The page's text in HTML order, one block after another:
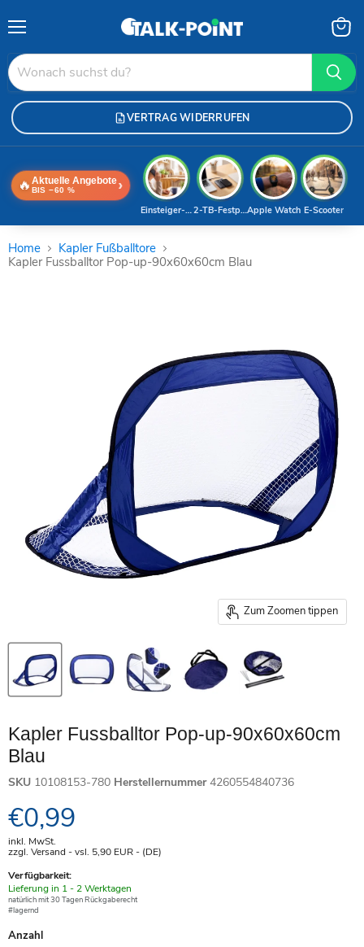
VERTRAG WIDERRUFEN
🔥 Aktuelle Angebote
BIS −60 % ›
E-Scooter
Apple Watch
2-TB-Festplatte
Einsteiger-Handy
Home
Kapler Fußballtore
Kapler Fussballtor Pop-up-90x60x60cm Blau
Zum Zoomen tippen
Kapler Fussballtor Pop-up-90x60x60cm
Blau
SKU 10108153-780 Herstellernummer 4260554840736
Aktueller Preis
€0,99
inkl. MwSt.
zzgl. Versand - vsl. 5,90 EUR- (DE)
Verfügbarkeit:
Verfügbar
-
Lieferung in 1 - 2 Werktagen
natürlich mit 30 Tagen Rückgaberecht
#lagernd
Anzahl